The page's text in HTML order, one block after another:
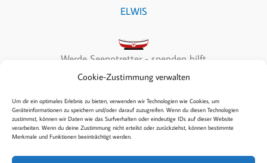
Cookie-Zustimmung verwalten
Um dir ein optimales Erlebnis zu bieten, verwenden wir Technologien wie Cookies, um
Geräteinformationen zu speichern und/oder darauf zuzugreifen. Wenn du diesen Technologien
zustimmst, können wir Daten wie das Surfverhalten oder eindeutige IDs auf dieser Website
verarbeiten. Wenn du deine Zustimmung nicht erteilst oder zurückziehst, können bestimmte
Merkmale und Funktionen beeinträchtigt werden.
ELWIS
Werde Seenotretter - spenden hilft
Copyright © 2026 Sea & Fun